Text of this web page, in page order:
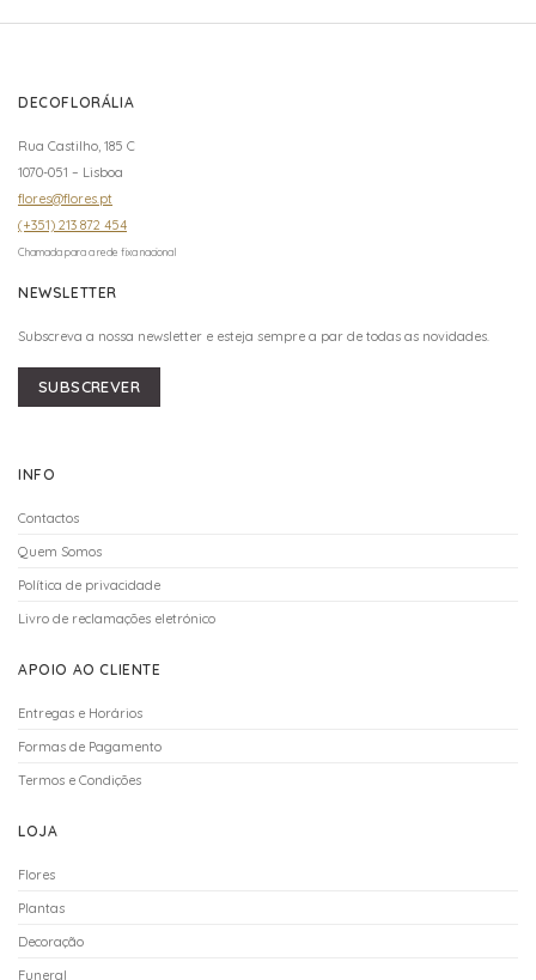
DECOFLORÁLIA
Rua Castilho, 185 C
1070-051 – Lisboa
flores@flores.pt
(+351) 213 872 454
Chamada para a rede fixa nacional
NEWSLETTER
Subscreva a nossa newsletter e esteja sempre a par de todas as novidades.
SUBSCREVER
INFO
Contactos
Quem Somos
Política de privacidade
Livro de reclamações eletrónico
APOIO AO CLIENTE
Entregas e Horários
Formas de Pagamento
Termos e Condições
LOJA
Flores
Plantas
Decoração
Funeral